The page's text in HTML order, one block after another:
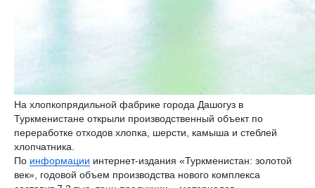
На хлопкопрядильной фабрике города Дашогуз в
Туркменистане открыли производственный объект по
переработке отходов хлопка, шерсти, камыша и стеблей
хлопчатника.
По информации интернет-издания «Туркменистан: золотой
век», годовой объем производства нового комплекса